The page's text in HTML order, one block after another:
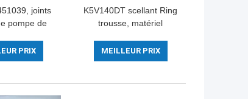
joints
pompe de
pour
PC30 PC35
PRIX
K5V140DT scellant Ring
trousse, matériel
trousses NBR FKM de
cylindre hydraulique
MEILLEUR PRIX